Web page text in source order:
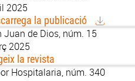
2025
la publicació
Juan de Dios, núm. 15
2025
la revista
Hospitalaria, núm. 340